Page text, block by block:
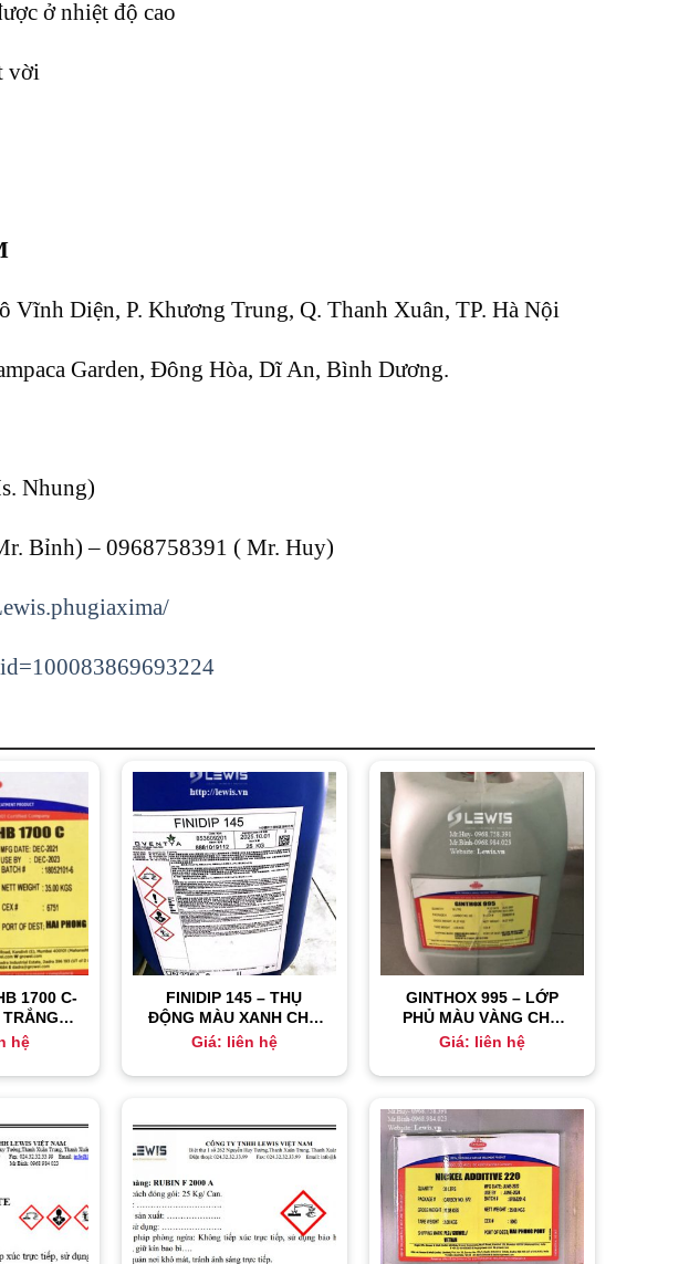
ở nhiệt độ cao
vời
Diện, P. Khương Trung, Q. Thanh Xuân, TP. Hà Nội
Garden, Đông Hòa, Dĩ An, Bình Dương.
Nhung)
Bỉnh) – 0968758391 ( Mr. Huy)
1700 C-
hệ
FINIDIP 145 – THỤ
ĐỘNG MÀU XANH CHO
MẠ KẼM
Giá: liên hệ
GINTHOX 995 – LỚP
PHỦ MÀU VÀNG CHO
LỚP MẠ KẼM CLORUA
Giá: liên hệ